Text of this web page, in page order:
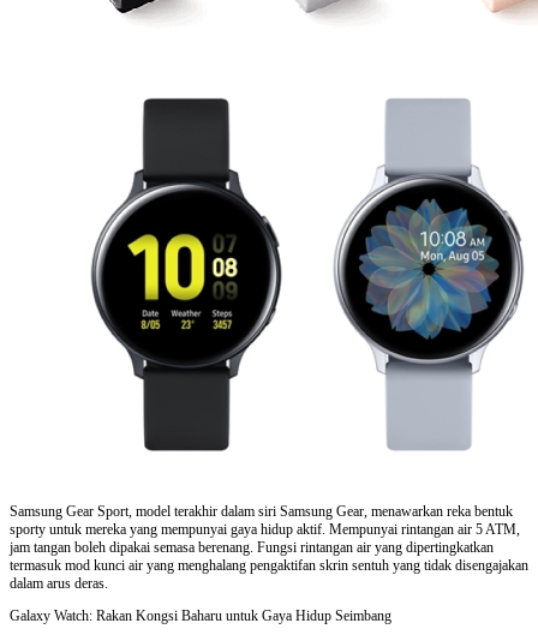
Samsung Gear Sport, model terakhir dalam siri Samsung Gear, menawarkan reka bentuk
sporty untuk mereka yang mempunyai gaya hidup aktif. Mempunyai rintangan air 5 ATM,
jam tangan boleh dipakai semasa berenang. Fungsi rintangan air yang dipertingkatkan
termasuk mod kunci air yang menghalang pengaktifan skrin sentuh yang tidak disengajakan
dalam arus deras.
Galaxy Watch: Rakan Kongsi Baharu untuk Gaya Hidup Seimbang